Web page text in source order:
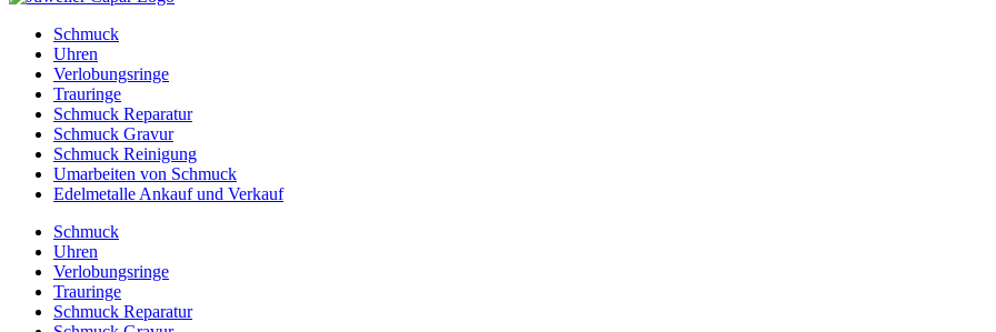
Schmuck
Uhren
Verlobungsringe
Trauringe
Schmuck Reparatur
Schmuck Gravur
Schmuck Reinigung
Umarbeiten von Schmuck
Edelmetalle Ankauf und Verkauf
Schmuck
Uhren
Verlobungsringe
Trauringe
Schmuck Reparatur